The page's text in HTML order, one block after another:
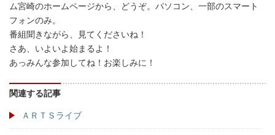
ム宮崎のホームページから、どうぞ。パソコン、一部のスマート
フォンのみ。
番組聞きながら、見てくださいね！
さあ、いよいよ始まるよ！
あっみんな参加してね！お楽しみに！
関連する記事
ＡＲＴＳライブ